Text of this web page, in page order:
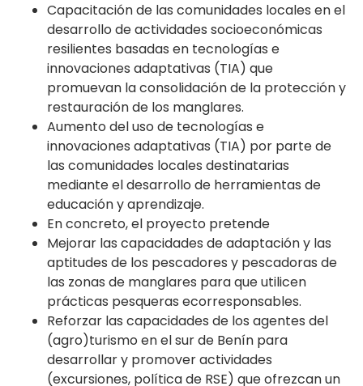
Capacitación de las comunidades locales en el
desarrollo de actividades socioeconómicas
resilientes basadas en tecnologías e
innovaciones adaptativas (TIA) que
promuevan la consolidación de la protección y
restauración de los manglares.
Aumento del uso de tecnologías e
innovaciones adaptativas (TIA) por parte de
las comunidades locales destinatarias
mediante el desarrollo de herramientas de
educación y aprendizaje.
En concreto, el proyecto pretende
Mejorar las capacidades de adaptación y las
aptitudes de los pescadores y pescadoras de
las zonas de manglares para que utilicen
prácticas pesqueras ecorresponsables.
Reforzar las capacidades de los agentes del
(agro)turismo en el sur de Benín para
desarrollar y promover actividades
(excursiones, política de RSE) que ofrezcan un